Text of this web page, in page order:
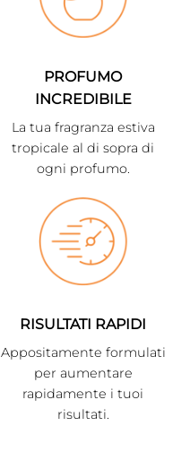
PROFUMO
INCREDIBILE
La tua fragranza estiva
tropicale al di sopra di
ogni profumo.
RISULTATI RAPIDI
Appositamente formulati
per aumentare
rapidamente i tuoi
risultati.